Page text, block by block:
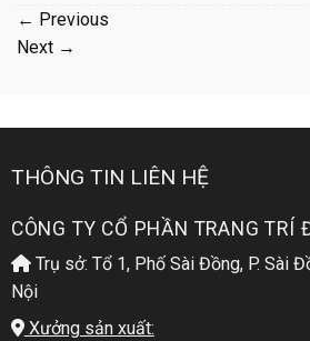
← Previous
Next →
THÔNG TIN LIÊN HỆ
CÔNG TY CỔ PHẦN TRANG TRÍ
Trụ sở: Tổ 1, Phố Sài Đồng, P. Sài
Nội
Xưởng sản xuất: